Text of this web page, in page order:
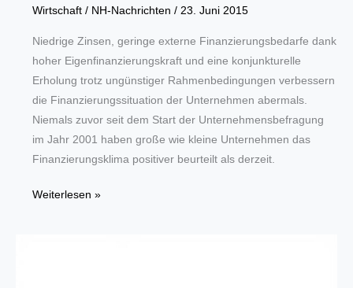
Wirtschaft/ NH-Nachrichten / 23. Juni 2015
Niedrige Zinsen, geringe externe Finanzierungsbedarfe dank
hoher Eigenfinanzierungskraft und eine konjunkturelle
Erholung trotz ungünstiger Rahmenbedingungen verbessern
die Finanzierungssituation der Unternehmen abermals.
Niemals zuvor seit dem Start der Unternehmensbefragung
im Jahr 2001 haben große wie kleine Unternehmen das
Finanzierungsklima positiver beurteilt als derzeit.
Unternehmensbefragung
Weiterlesen »